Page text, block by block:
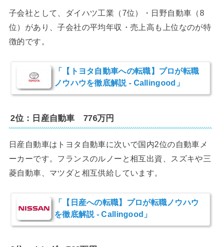
子会社として、ダイハツ工業（7位）・日野自動車（8
位）があり、子会社の平均年収・売上高も上位なのが特
徴的です。
「【トヨタ自動車への転職】プロが転職
ノウハウを徹底解説 - Callingood」
2位：日産自動車 776万円
日産自動車はトヨタ自動車に次いで国内2位の自動車メ
ーカーです。フランスのルノーと相互出資、スズキや三
菱自動車、マツダと相互供給しています。
「【日産への転職】プロが転職ノウハウ
を徹底解説 - Callingood」